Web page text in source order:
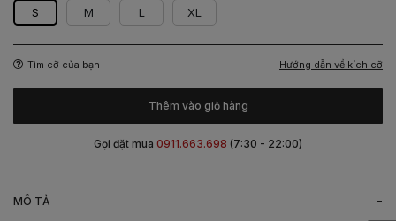
MÔ TẢ -
S M L XL
Tìm cỡ của bạn Hướng dẫn về kích cỡ
Thêm vào giỏ hàng
Gọi đặt mua 0911.663.698 (7:30 - 22:00)